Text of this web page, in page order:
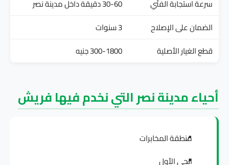
سرعة استجابة الفنّي
30-60 دقيقة داخل مدينة نصر
الضمان على الإصلاح
3 سنوات
قطع الغيار الأصلية
300-1800 جنيه
أحياء مدينة نصر التي نخدم فيها فريش
منطقة المخابرات
الحي الأول